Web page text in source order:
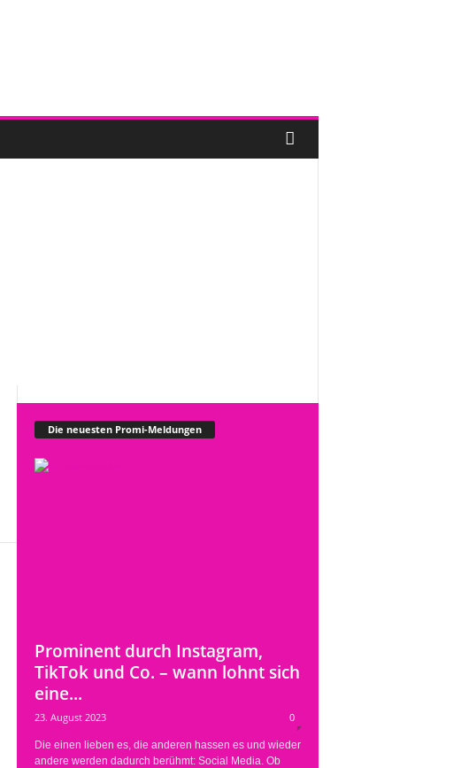
Die neuesten Promi-Meldungen
Prominent durch Instagram,
TikTok und Co. – wann lohnt sich
eine...
23. August 2023 0
Die einen lieben es, die anderen hassen es und wieder
andere werden dadurch berühmt: Social Media. Ob